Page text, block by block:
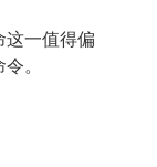
这一值得偏
。